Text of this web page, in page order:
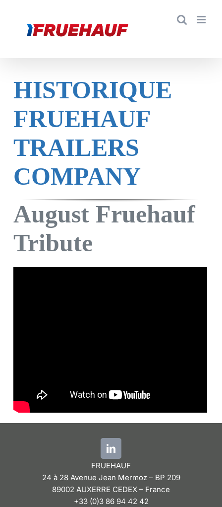
HISTORIQUE
FRUEHAUF
TRAILERS
COMPANY
August Fruehauf
Tribute
FRUEHAUF
24 à 28 Avenue Jean Mermoz – BP 209
89002 AUXERRE CEDEX – France
+33 (0)3 86 94 42 42